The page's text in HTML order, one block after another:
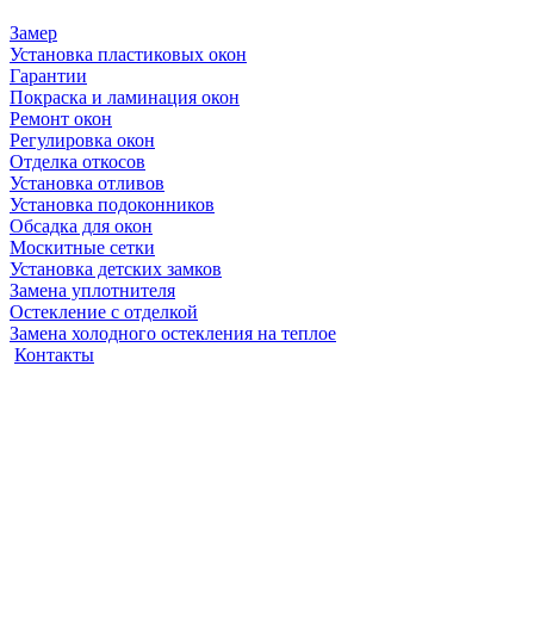
Замер
Установка пластиковых окон
Гарантии
Покраска и ламинация окон
Ремонт окон
Регулировка окон
Отделка откосов
Установка отливов
Установка подоконников
Обсадка для окон
Москитные сетки
Установка детских замков
Замена уплотнителя
Остекление с отделкой
Замена холодного остекления на теплое
Контакты